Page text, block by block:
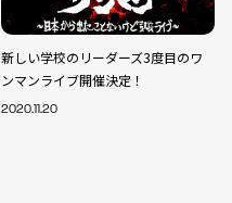
新しい学校のリーダーズ3度目のワ
ンマンライブ開催決定！
2020.11.20